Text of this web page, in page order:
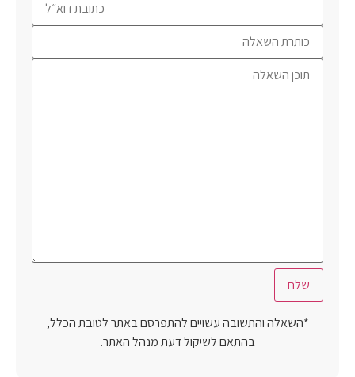
*השאלה והתשובה עשויים להתפרסם באתר לטובת הכלל,
בהתאם לשיקול דעת מנהל האתר.